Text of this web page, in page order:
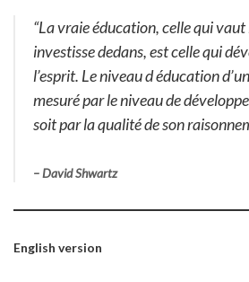
“La vraie éducation, celle qui vaut
investisse dedans, est celle qui
l’esprit. Le niveau d éducation
mesuré par le niveau de
soit par la qualité de son
– David Shwartz
English version